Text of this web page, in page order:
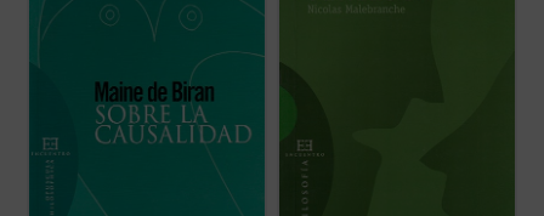
realmente en sí; o, lo que viene a ser lo
mismo, no tenemos ningún ...
(ver ficha)
constituye un